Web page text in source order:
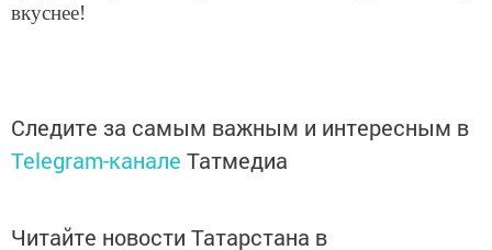
вкуснее!
Следите за самым важным и интересным в
Telegram-канале Татмедиа
Читайте новости Татарстана в